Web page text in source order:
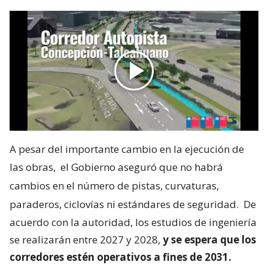
A pesar del importante cambio en la ejecución de
las obras, el Gobierno aseguró que no habrá
cambios en el número de pistas, curvaturas,
paraderos, ciclovías ni estándares de seguridad. De
acuerdo con la autoridad, los estudios de ingeniería
se realizarán entre 2027 y 2028, y se espera que los
corredores estén operativos a fines de 2031.